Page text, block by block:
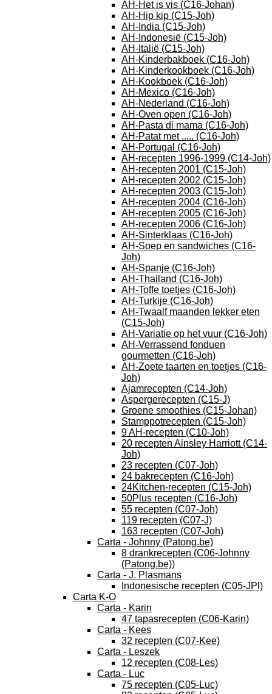
AH-Het is vis (C16-Johan)
AH-Hip kip (C15-Joh)
AH-India (C15-Joh)
AH-Indonesië (C15-Joh)
AH-Italië (C15-Joh)
AH-Kinderbakboek (C16-Joh)
AH-Kinderkookboek (C16-Joh)
AH-Kookboek (C16-Joh)
AH-Mexico (C16-Joh)
AH-Nederland (C16-Joh)
AH-Oven open (C16-Joh)
AH-Pasta di mama (C16-Joh)
AH-Patat met ..... (C16-Joh)
AH-Portugal (C16-Joh)
AH-recepten 1996-1999 (C14-Joh)
AH-recepten 2001 (C15-Joh)
AH-recepten 2002 (C15-Joh)
AH-recepten 2003 (C15-Joh)
AH-recepten 2004 (C16-Joh)
AH-recepten 2005 (C16-Joh)
AH-recepten 2006 (C16-Joh)
AH-Sinterklaas (C16-Joh)
AH-Soep en sandwiches (C16-
Joh)
AH-Spanje (C16-Joh)
AH-Thailand (C16-Joh)
AH-Toffe toetjes (C16-Joh)
AH-Turkije (C16-Joh)
AH-Twaalf maanden lekker eten
(C15-Joh)
AH-Variatie op het vuur (C16-Joh)
AH-Verrassend fonduen
gourmetten (C16-Joh)
AH-Zoete taarten en toetjes (C16-
Joh)
Ajamrecepten (C14-Joh)
Aspergerecepten (C15-J)
Groene smoothies (C15-Johan)
Stamppotrecepten (C15-Joh)
9 AH-recepten (C10-Joh)
20 recepten Ainsley Harriott (C14-
Joh)
23 recepten (C07-Joh)
24 bakrecepten (C16-Joh)
24Kitchen-recepten (C15-Joh)
50Plus recepten (C16-Joh)
55 recepten (C07-Joh)
119 recepten (C07-J)
163 recepten (C07-Joh)
Carta - Johnny (Patong.be)
8 drankrecepten (C06-Johnny
(Patong.be))
Carta - J. Plasmans
Indonesische recepten (C05-JPl)
Carta K-O
Carta - Karin
47 tapasrecepten (C06-Karin)
Carta - Kees
32 recepten (C07-Kee)
Carta - Leszek
12 recepten (C08-Les)
Carta - Luc
75 recepten (C05-Luc)